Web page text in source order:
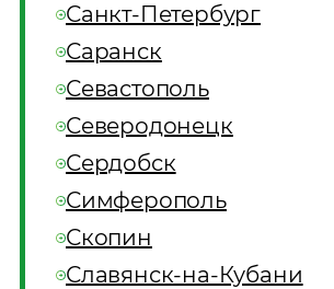
Санкт-Петербург
Саранск
Севастополь
Северодонецк
Сердобск
Симферополь
Скопин
Славянск-на-Кубани